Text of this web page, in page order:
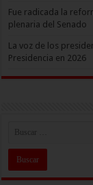
Fue radicada la
plenaria del Senado
La voz de los
Presidencia en 2026